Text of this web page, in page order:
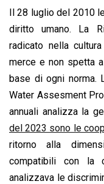
Il 28 luglio del 2010
diritto umano. La
radicato nella
merce e non spetta
base di ogni norma.
Water Assesment
annuali analizza la
del 2023 sono le
ritorno alla
compatibili con la
analizzava le